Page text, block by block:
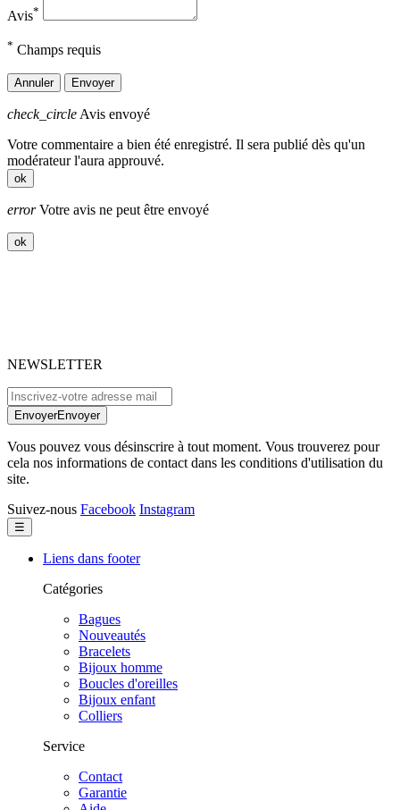
Avis*
* Champs requis
Annuler Envoyer
check_circle Avis envoyé
Votre commentaire a bien été enregistré. Il sera publié dès qu'un
modérateur l'aura approuvé.
ok
errorVotre avis ne peut être envoyé
ok
NEWSLETTER
EnvoyerEnvoyer
Vous pouvez vous désinscrire à tout moment. Vous trouverez pour
cela nos informations de contact dans les conditions d'utilisation du
site.
Suivez-nous Facebook Instagram
Basculer
la
navigation
☰
Liens dans footer
Catégories
Bagues
Nouveautés
Bracelets
Bijoux homme
Boucles d'oreilles
Bijoux enfant
Colliers
Service
Contact
Garantie